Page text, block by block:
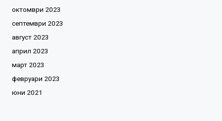
октомври 2023
септември 2023
август 2023
април 2023
март 2023
февруари 2023
юни 2021